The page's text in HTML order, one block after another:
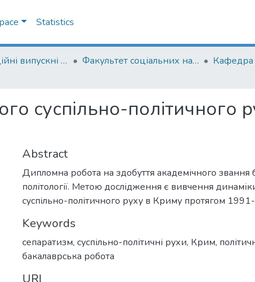
Statistics
Кваліфікаційні випускні роботи здобувачів вищої освіти бакалаврських програм Факультет соціальних наук і соціальних технологій Кафедра
суспільно-політичного
Abstract
Дипломна робота на здобуття академічного звання
політології. Метою дослідження є вивчення
суспільно-політичного руху в Криму протягом
Keywords
сепаратизм, суспільно-політичні рухи, Крим,
бакалаврська робота
URI